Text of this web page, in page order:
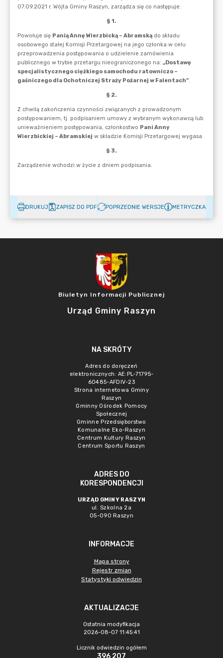
DRUKUJ ZAPISZ DO PDF POPRZEDNIE WERSJE METRYCZKA
Biuletyn Informacji Publicznej
Urząd Gminy Raszyn
NA SKRÓTY
Adres do doręczeń
elektronicznych: AE:PL-71795-
60485-AFDIV-23
Strona internetowa Gminy
Raszyn
Gminny Ośrodek Pomocy
Społecznej
Gminne Przedsięborstwo
Komunalne Eko-Raszyn
Centrum Kultury Raszyn
Centrum Sportu Raszyn
ADRES DO
KORESPONDENCJI
URZĄD GMINY RASZYN
ul. Szkolna 2a
05-090 Raszyn
INFORMACJE
Mapa strony
Rejestr zmian
Statystyki odwiedzin
AKTUALIZACJE
Ostatnia modyfikacja
2026-08-07 11:45:41
Licznik odwiedzin ogółem
396 207